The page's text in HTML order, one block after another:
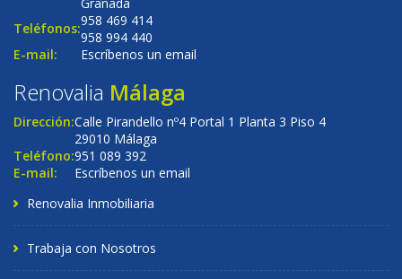
Teléfonos:958 469 414
958 994 440
E-mail:
Escríbenos un email
Renovalia Málaga
Dirección:Calle Pirandello nº4 Portal 1 Planta 3 Piso 4
29010 Málaga
Teléfono:951 089 392
E-mail:
Escríbenos un email
Renovalia Inmobiliaria
Trabaja con Nosotros